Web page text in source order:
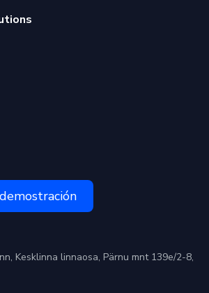
Kesklinna linnaosa, Pärnu mnt 139e/2-8,